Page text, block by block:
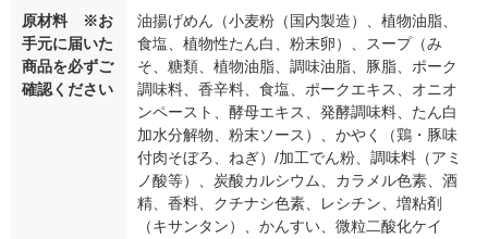
原材料 ※お
手元に届いた
商品を必ずご
確認ください
油揚げめん（小麦粉（国内製造）、植物油脂、
食塩、植物性たん白、粉末卵）、スープ（み
そ、糖類、植物油脂、調味油脂、豚脂、ポーク
調味料、香辛料、食塩、ポークエキス、オニオ
ンペースト、酵母エキス、発酵調味料、たん白
加水分解物、粉末ソース）、かやく（鶏・豚味
付肉そぼろ、ねぎ）/加工でん粉、調味料（アミ
ノ酸等）、炭酸カルシウム、カラメル色素、酒
精、香料、クチナシ色素、レシチン、増粘剤
（キサンタン）、かんすい、微粒二酸化ケイ